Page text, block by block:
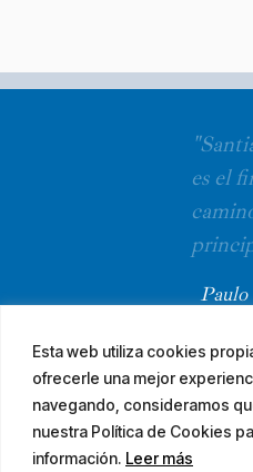
Esta web utiliza cookies
ofrecerle una mejor
navegando, consideramos
nuestra Política de Cookies
información. Leer más
es el